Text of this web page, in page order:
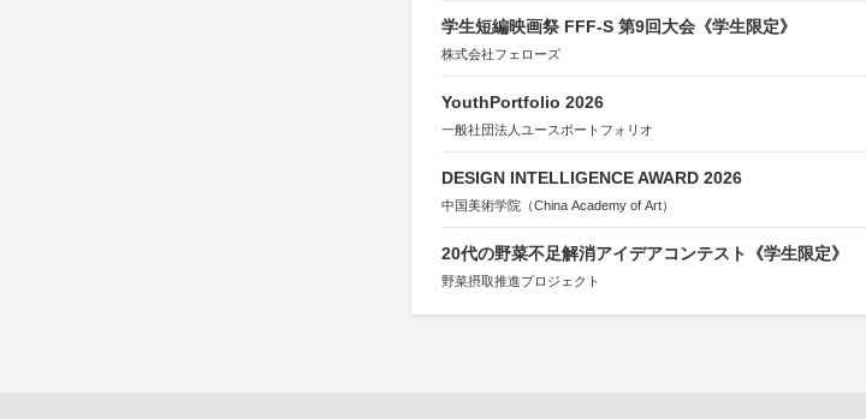
学生短編映画祭 FFF-S 第9回大会《学生限定》
株式会社フェローズ
YouthPortfolio 2026
一般社団法人ユースポートフォリオ
DESIGN INTELLIGENCE AWARD 2026
中国美術学院（China Academy of Art）
20代の野菜不足解消アイデアコンテスト《学生限定》
野菜摂取推進プロジェクト